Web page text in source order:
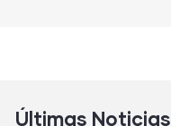
Últimas Noticias